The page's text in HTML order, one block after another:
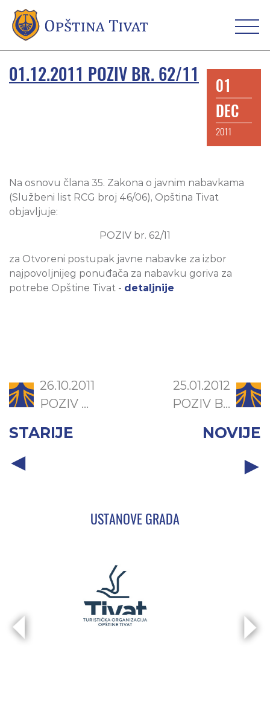
01.12.2011 POZIV BR. 62/11
01
DEC
2011
Na osnovu člana 35. Zakona o javnim nabavkama
(Službeni list RCG broj 46/06), Opština Tivat
objavljuje:
POZIV br. 62/11
za Otvoreni postupak javne nabavke za izbor
najpovoljnijeg ponuđača za nabavku goriva za
potrebe Opštine Tivat - detaljnije
26.10.2011
POZIV ...
STARIJE
25.01.2012
POZIV B...
NOVIJE
USTANOVE GRADA